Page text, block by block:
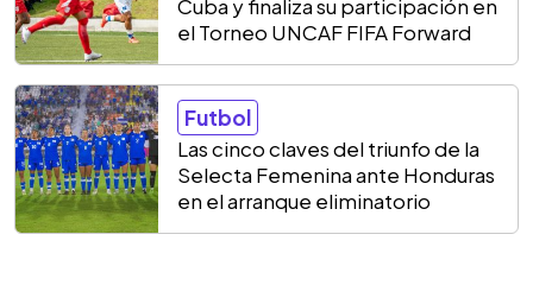
Cuba y finaliza su participación en
el Torneo UNCAF FIFA Forward
Futbol
Las cinco claves del triunfo de la
Selecta Femenina ante Honduras
en el arranque eliminatorio